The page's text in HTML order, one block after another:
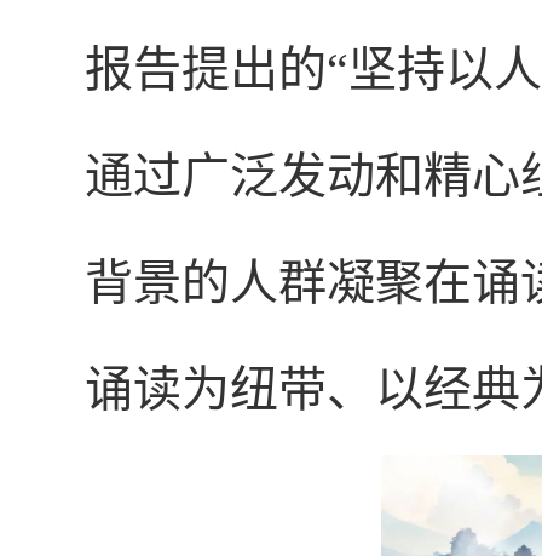
报告提出的“坚持以
通过广泛发动和精心
背景的人群凝聚在
诵读为纽带、以经典